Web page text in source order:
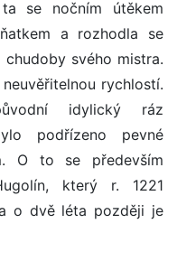
se nočním útěkem
a rozhodla se
svého mistra.
rychlostí.
idylický ráz
podřízeno pevné
O to se především
který r. 1221
o dvě léta později je